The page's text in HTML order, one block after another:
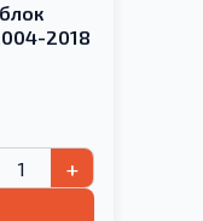
2018
+